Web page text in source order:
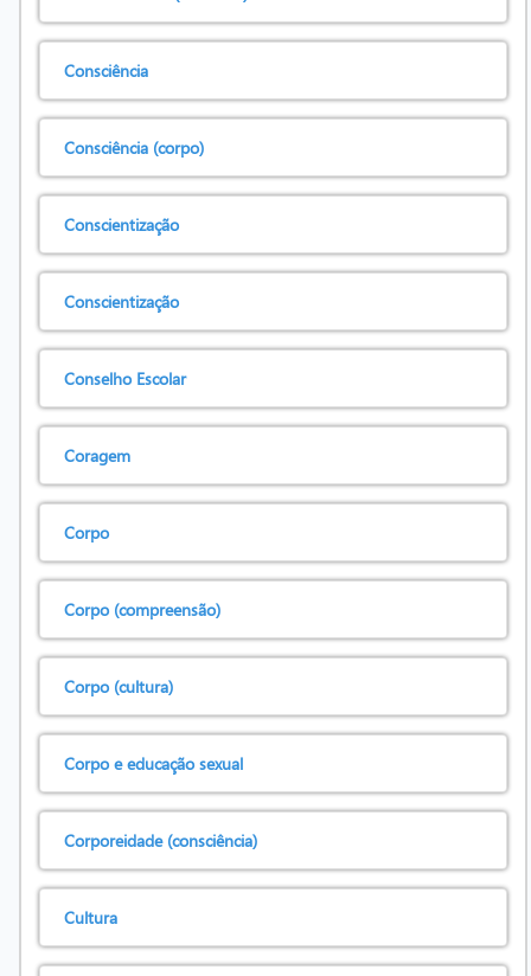
Consciência
Consciência (corpo)
Conscientização
Conscientização
Conselho Escolar
Coragem
Corpo
Corpo (compreensão)
Corpo (cultura)
Corpo e educação sexual
Corporeidade (consciência)
Cultura